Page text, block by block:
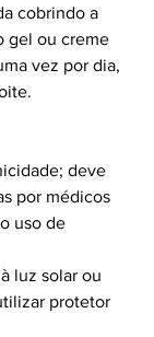
cobrindo a
gel ou creme
vez por dia,
deve
por médicos
uso de
luz solar ou
protetor